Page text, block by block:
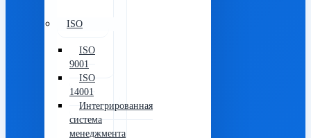
ISO
ISO
9001
ISO
14001
Интегрированная
система
менеджмента